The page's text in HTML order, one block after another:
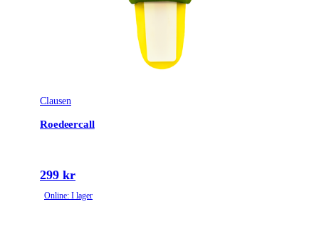
Clausen
Roedeercall
299 kr
Online: I lager